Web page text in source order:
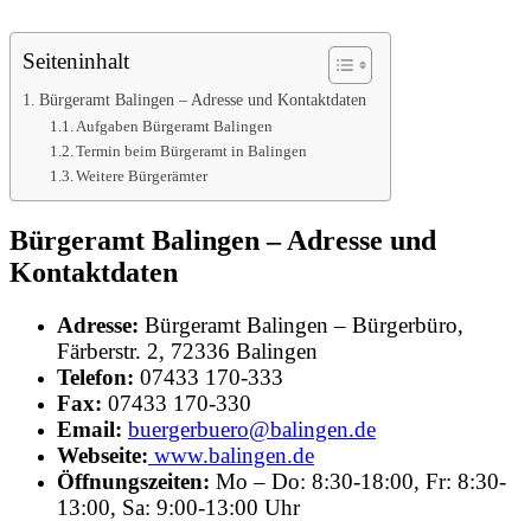
Seiteninhalt
Bürgeramt Balingen – Adresse und Kontaktdaten
Aufgaben Bürgeramt Balingen
Termin beim Bürgeramt in Balingen
Weitere Bürgerämter
Bürgeramt Balingen – Adresse und
Kontaktdaten
Adresse: Bürgeramt Balingen – Bürgerbüro,
Färberstr. 2, 72336 Balingen
Telefon: 07433 170-333
Fax: 07433 170-330
Email: buergerbuero@balingen.de
Webseite: www.balingen.de
Öffnungszeiten: Mo – Do: 8:30-18:00, Fr: 8:30-
13:00, Sa: 9:00-13:00 Uhr